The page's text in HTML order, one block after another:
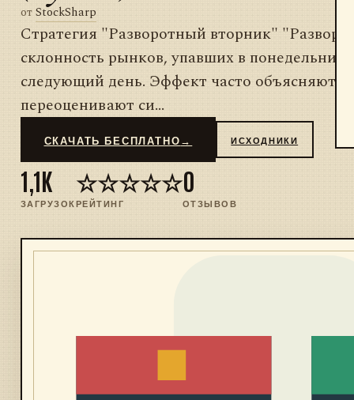
отStockSharp
Стратегия "Разворотный вторник"
склонность рынков, упавших в понедельник,
следующий день. Эффект часто объясняют
переоценивают си...
СКАЧАТЬ БЕСПЛАТНО → ИСХОДНИКИ
1,1K
ЗАГРУЗОК
☆☆☆☆☆
РЕЙТИНГ
0
ОТЗЫВОВ